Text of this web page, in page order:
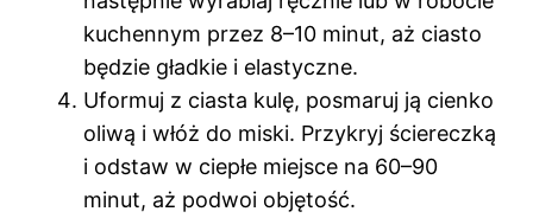
kuchennym przez 8–10 minut, aż ciasto
będzie gładkie i elastyczne.
Uformuj z ciasta kulę, posmaruj ją cienko
oliwą i włóż do miski. Przykryj ściereczką
i odstaw w ciepłe miejsce na 60–90
minut, aż podwoi objętość.